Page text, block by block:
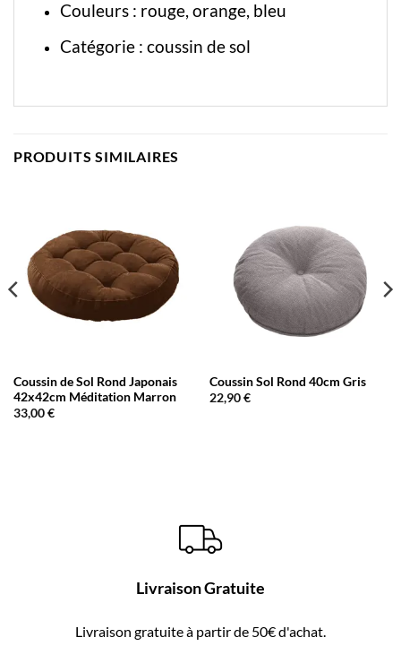
Couleurs : rouge, orange, bleu
Catégorie : coussin de sol
PRODUITS SIMILAIRES
Coussin de Sol Rond Japonais
42x42cm Méditation Marron
33,00€
Coussin Sol Rond 40cm Gris
22,90€
Livraison Gratuite
Livraison gratuite à partir de 50€ d'achat.